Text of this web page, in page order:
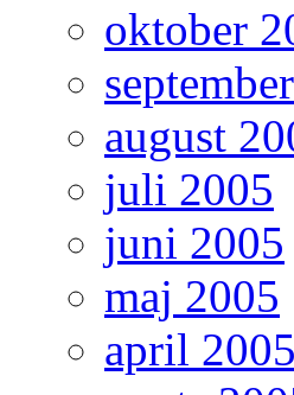
oktober
august
juli 2005
juni 2005
maj 2005
april 2005